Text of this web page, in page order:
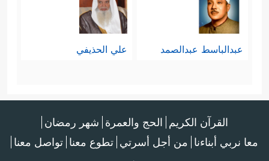
عبدالباسط عبدالصمد علي الحذيفي
القرآن الكريم الحج والعمرة شهر رمضان
معا نربي أبناءنا من أجل أسرتي تطوع معنا تواصل معنا